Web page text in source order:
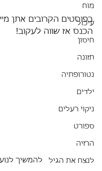
מוח
עיכול
חיסון
תזונה
נטורופתיה
ילדים
ניקוי רעלים
ספורט
הרזיה
לנצח את הגיל
בפוסטים הקרובים אתן
הכנס אז שווה לעקוב!
להמשיך לנוע